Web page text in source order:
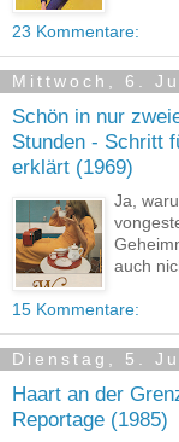
23 Kommentare:
Mittwoch, 6.
Schön in nur
Stunden - Schritt
erklärt (1969)
Ja,
auch
15 Kommentare:
Dienstag, 5.
Haart an der
Reportage (1985)